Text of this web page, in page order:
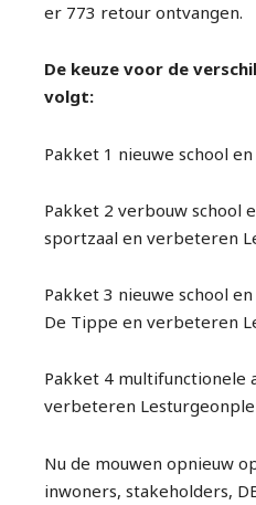
er 773 retour ontvangen.
De keuze voor de
volgt:
Pakket 1 nieuwe school
Pakket 2 verbouw school
sportzaal en verbeteren
Pakket 3 nieuwe school
De Tippe en verbeteren
Pakket 4 multifunctionele
verbeteren
Nu de mouwen opnieuw
inwoners, stakeholders,